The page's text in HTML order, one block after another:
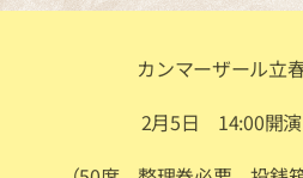
カンマーザール立
2月5日 14:00開